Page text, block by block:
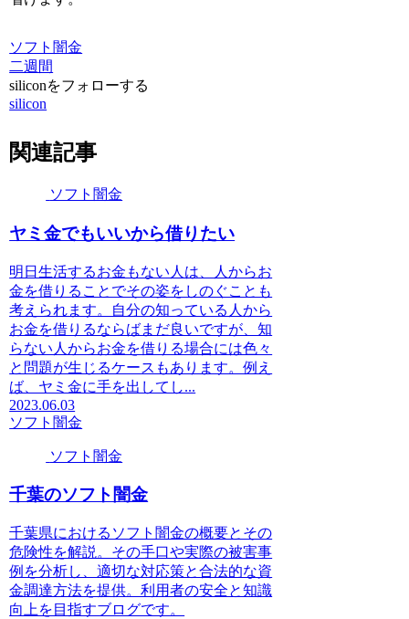
ソフト闇金
二週間
siliconをフォローする
silicon
関連記事
ソフト闇金
ヤミ金でもいいから借りたい
明日生活するお金もない人は、人からお
金を借りることでその姿をしのぐことも
考えられます。自分の知っている人から
お金を借りるならばまだ良いですが、知
らない人からお金を借りる場合には色々
と問題が生じるケースもあります。例え
ば、ヤミ金に手を出してし...
2023.06.03
ソフト闇金
ソフト闇金
千葉のソフト闇金
千葉県におけるソフト闇金の概要とその
危険性を解説。その手口や実際の被害事
例を分析し、適切な対応策と合法的な資
金調達方法を提供。利用者の安全と知識
向上を目指すブログです。